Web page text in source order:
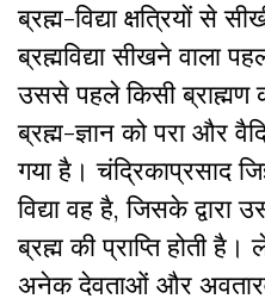
ब्रह्म-विद्या क्षत्रियों से
ब्रह्मविद्या सीखने वाला
उससे पहले किसी ब्राह्मण
ब्रह्म-ज्ञान को परा और
गया है। चंद्रिकाप्रसाद
विद्या वह है, जिसके द्वारा
ब्रह्म की प्राप्ति होती है।
अनेक देवताओं और